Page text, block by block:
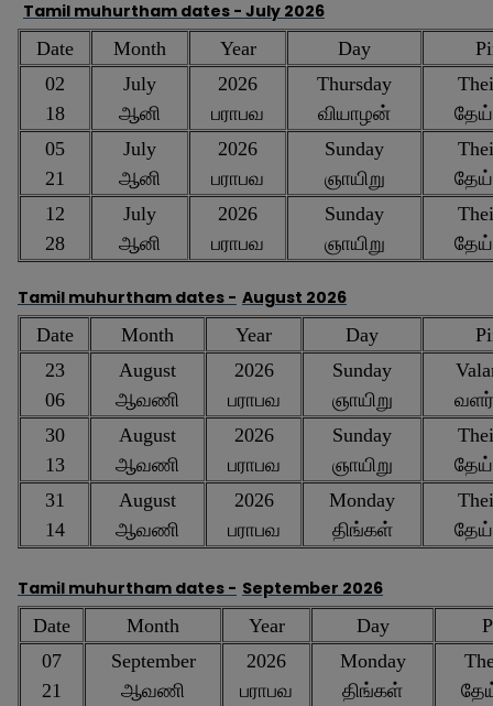
Tamil muhurtham dates - July 2026
Date
Month Year Day
02
18
July
ஆனி
2026
பராபவ
Thursday
வியாழன்
05
21
July
ஆனி
2026
பராபவ
Sunday
ஞாயிறு
12
28
July
ஆனி
2026
பராபவ
Sunday
ஞாயிறு
Tamil muhurtham dates - August 2026
Date
Month Year Day
23
06
August
ஆவணி
2026
பராபவ
Sunday
ஞாயிறு
30
13
August
ஆவணி
2026
பராபவ
Sunday
ஞாயிறு
31
14
August
ஆவணி
2026
பராபவ
Monday
திங்கள்
Tamil muhurtham dates - September 2026
Date
Month Year Day
07
21
September
ஆவணி
2026
பராபவ
Monday
திங்கள்